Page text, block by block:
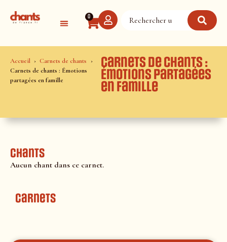
0
Accueil
Carnets de chants
Carnets de chants : Émotions
partagées en famille
Carnets de chants :
Émotions partagées
en famille
Chants
Aucun chant dans ce carnet.
Carnets